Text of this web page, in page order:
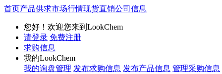
首页产品供求市场行情现货直销公司信息
您好！欢迎您来到LookChem
请登录 免费注册
求购信息
我的LookChem
我的询盘管理 发布求购信息 发布产品信息 管理采购信息